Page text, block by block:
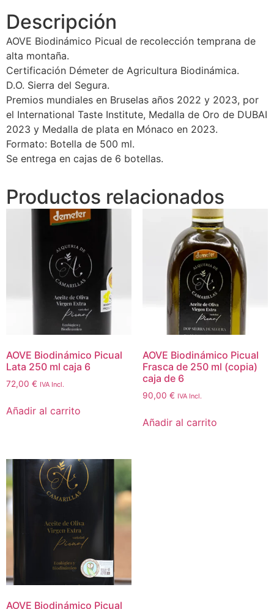
Descripción
AOVE Biodinámico Picual de recolección temprana de
alta montaña.
Certificación Démeter de Agricultura Biodinámica.
D.O. Sierra del Segura.
Premios mundiales en Bruselas años 2022 y 2023, por
el International Taste Institute, Medalla de Oro de DUBAI
2023 y Medalla de plata en Mónaco en 2023.
Formato: Botella de 500 ml.
Se entrega en cajas de 6 botellas.
Productos relacionados
AOVE Biodinámico Picual
Lata 250 ml caja 6
72,00 € IVA Incl.
Añadir al carrito
AOVE Biodinámico Picual
Frasca de 250 ml (copia)
caja de 6
90,00 € IVA Incl.
Añadir al carrito
AOVE Biodinámico Picual